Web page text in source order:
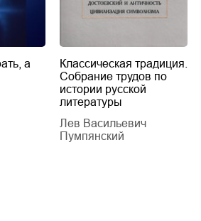
а
Классическая традиция.
Собрание трудов по
истории русской
литературы
Лев Васильевич
Пумпянский